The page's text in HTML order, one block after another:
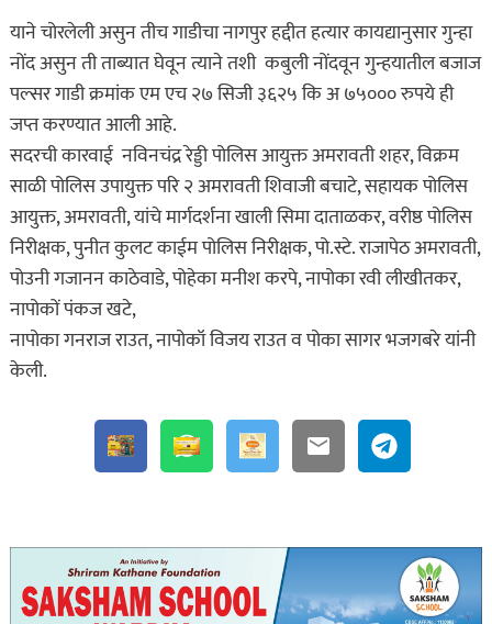
याने चोरलेली असुन तीच गाडीचा नागपुर हद्दीत हत्यार कायद्यानुसार गुन्हा
नोंद असुन ती ताब्यात घेवून त्याने तशी कबुली नोंदवून गुन्हयातील बजाज
पल्सर गाडी क्रमांक एम एच २७ सिजी ३६२५ कि अ ७५००० रुपये ही
जप्त करण्यात आली आहे.
सदरची कारवाई नविनचंद्र रेड्डी पोलिस आयुक्त अमरावती शहर, विक्रम
साळी पोलिस उपायुक्त परि २ अमरावती शिवाजी बचाटे, सहायक पोलिस
आयुक्त, अमरावती, यांचे मार्गदर्शना खाली सिमा दाताळकर, वरीष्ठ पोलिस
निरीक्षक, पुनीत कुलट काईम पोलिस निरीक्षक, पो.स्टे. राजापेठ अमरावती,
पोउनी गजानन काठेवाडे, पोहेका मनीश करपे, नापोका रवी लीखीतकर,
नापोकों पंकज खटे,
नापोका गनराज राउत, नापोकॉ विजय राउत व पोका सागर भजगबरे यांनी
केली.